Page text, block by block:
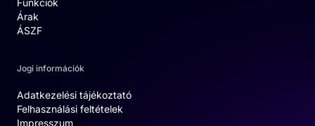
Funkciók
Árak
ÁSZF
Jogi információk
Adatkezelési tájékoztató
Felhasználási feltételek
Impresszum